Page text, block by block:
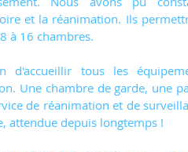
et la réanimation. Ils
à 16 chambres.
d'accueillir tous les
Une chambre de garde, une
de réanimation et de
attendue depuis longtemps !